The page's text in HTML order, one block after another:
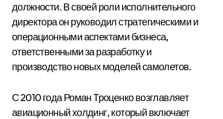
должности. В своей роли исполнительного
директора он руководил стратегическими и
операционными аспектами бизнеса,
ответственными за разработку и
производство новых моделей самолетов.
С 2010 года Роман Троценко возглавляет
авиационный холдинг, который включает